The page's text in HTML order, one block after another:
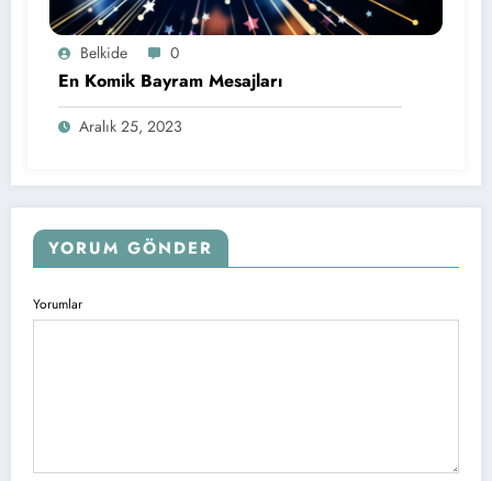
Belkide 0
En Komik Bayram Mesajları
Aralık 25, 2023
YORUM GÖNDER
Yorumlar